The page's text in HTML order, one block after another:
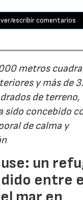
ver/escribir comentarios
metros
y más de
de terreno,
sido concebido
de calma y
un
entre